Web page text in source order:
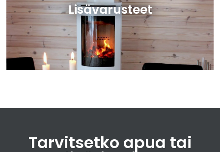
Lisävarusteet
Tarvitsetko apua tai